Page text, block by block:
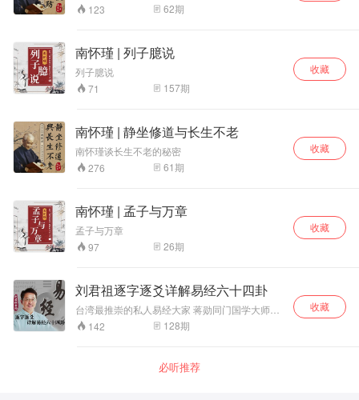
123
62期
南怀瑾 | 列子臆说
列子臆说
71
157期
收藏
南怀瑾 | 静坐修道与长生不老
南怀瑾谈长生不老的秘密
276
61期
收藏
南怀瑾 | 孟子与万章
孟子与万章
97
26期
收藏
刘君祖逐字逐爻详解易经六十四卦
台湾最推崇的私人易经大家 蒋勋同门国学大师，
带你细品易经的现世智慧 零基础一样可以入门的
扎实课程 《易经》其实是亲切宽厚的老朋友，充
惑迷茫，超越凶吉启示给人安身立命之道。 全辑
128期，刘君祖为你逐一解码六十四卦。
142 128期
收藏
必听推荐